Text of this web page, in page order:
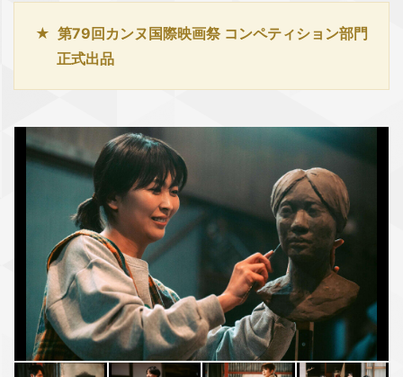
第79回カンヌ国際映画祭 コンペティション部門
正式出品